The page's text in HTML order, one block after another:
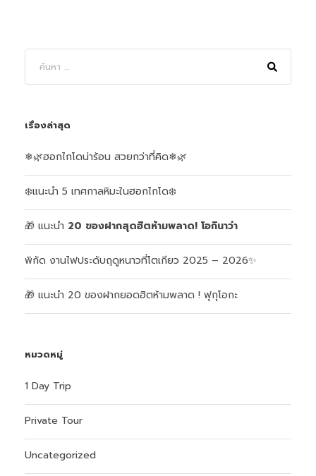
เรื่องล่าสุด
❄🌿ฮอกไกโดน่าร้อน สวยกว่าที่คิด❄🌿
❄️แนะนำ 5 เทศกาลหิมะในฮอกไกโด❄️
🎁 แนะนำ 20 ของฝากสุดฮิตห้ามพลาด! โอกินาว่า
พิกัด งานไฟประดับฤดูหนาวที่โตเกียว 2025 – 2026✨
🎁 แนะนำ 20 ของฝากยอดฮิตห้ามพลาด ! ฟุกุโอกะ
หมวดหมู่
1 Day Trip
Private Tour
Uncategorized